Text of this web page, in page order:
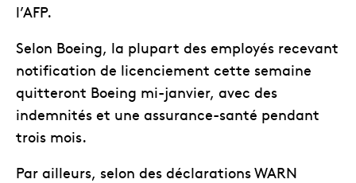
l’AFP.
Selon Boeing, la plupart des employés recevant
notification de licenciement cette semaine
quitteront Boeing mi-janvier, avec des
indemnités et une assurance-santé pendant
trois mois.
Par ailleurs, selon des déclarations WARN